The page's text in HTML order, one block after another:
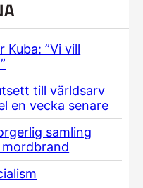
Kuba: ”Vi vill
till världsarv
en vecka senare
samling